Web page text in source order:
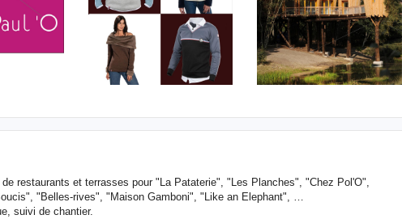
restaurants et terrasses pour "La Pataterie", "Les Planches", "Chez Pol'O",
"Belles-rives", "Maison Gamboni", "Like an Elephant", …
suivi de chantier.